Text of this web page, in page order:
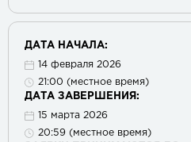
ДАТА НАЧАЛА:
14 февраля 2026
21:00 (местное время)
ДАТА ЗАВЕРШЕНИЯ:
15 марта 2026
20:59 (местное время)